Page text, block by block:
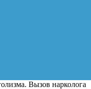
Вызов нарколога